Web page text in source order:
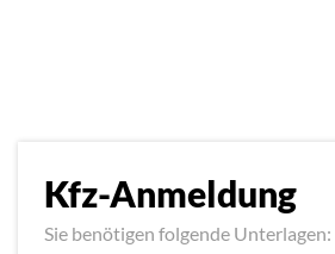
Kfz-Anmeldung
Sie benötigen folgende Unterlagen: